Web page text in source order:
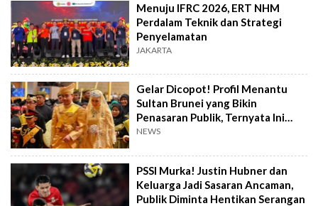
Menuju IFRC 2026, ERT NHM
Perdalam Teknik dan Strategi
Penyelamatan
JAKARTA
Gelar Dicopot! Profil Menantu
Sultan Brunei yang Bikin
Penasaran Publik, Ternyata Ini
Kasusnya
NEWS
PSSI Murka! Justin Hubner dan
Keluarga Jadi Sasaran Ancaman,
Publik Diminta Hentikan Serangan